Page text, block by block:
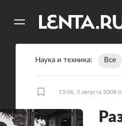
Наука и техника Все
15:06, 5 августа 2008